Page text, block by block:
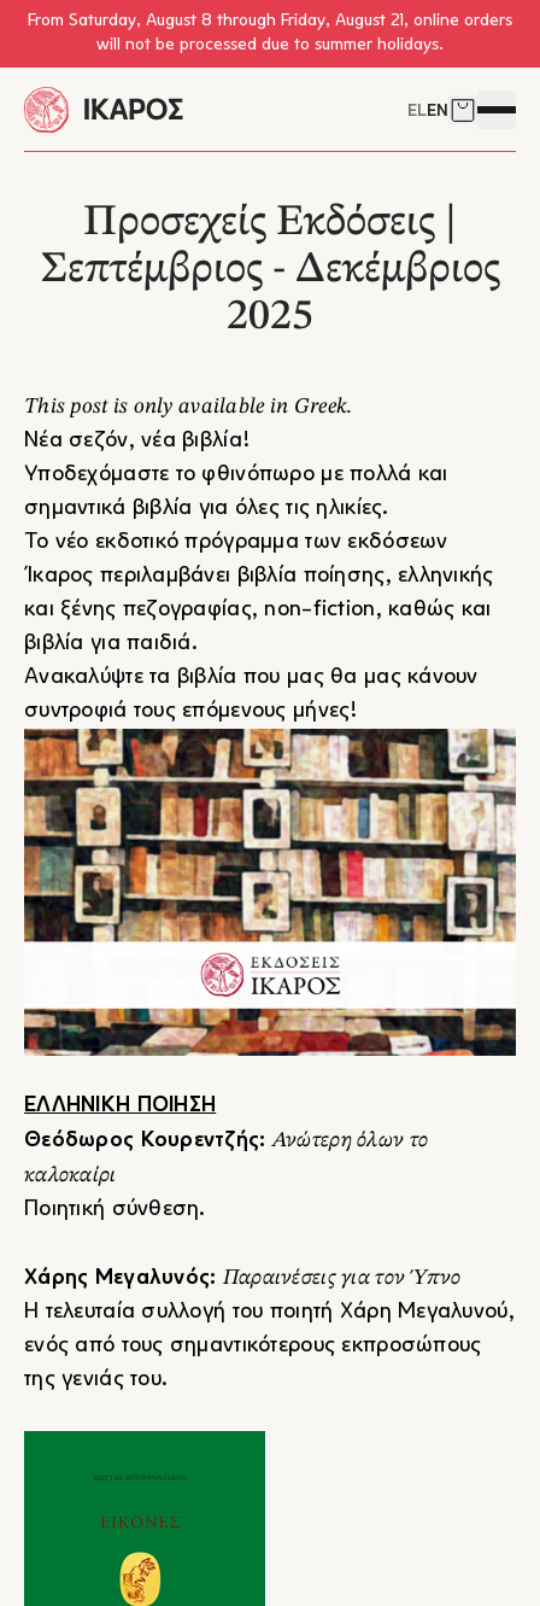
Skip to main content
From Saturday, August 8 through Friday, August 21, online orders
will not be processed due to summer holidays.
ELEN Cart
Open
Προσεχείς Εκδόσεις |
Σεπτέμβριος - Δεκέμβριος
2025
This post is only available in Greek.
Νέα σεζόν, νέα βιβλία!
Υποδεχόμαστε το φθινόπωρο με πολλά και
σημαντικά βιβλία για όλες τις ηλικίες.
Το νέο εκδοτικό πρόγραμμα των εκδόσεων
Ίκαρος περιλαμβάνει βιβλία ποίησης, ελληνικής
και ξένης πεζογραφίας, non-fiction, καθώς και
βιβλία για παιδιά.
Ανακαλύψτε τα βιβλία που μας θα μας κάνουν
συντροφιά τους επόμενους μήνες!
ΕΛΛΗΝΙΚΗ ΠΟΙΗΣΗ
Θεόδωρος Κουρεντζής: Ανώτερη όλων το
καλοκαίρι
Ποιητική σύνθεση.
Χάρης Μεγαλυνός: Παραινέσεις για τον Ύπνο
Η τελευταία συλλογή του ποιητή Χάρη Μεγαλυνού,
ενός από τους σημαντικότερους εκπροσώπους
της γενιάς του.